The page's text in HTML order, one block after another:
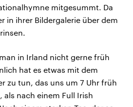
mitgesummt. Da
in ihrer Bildergalerie über dem
in Irland nicht gerne früh
hat es etwas mit dem
zu tun, das uns um 7 Uhr früh
nach einem Full Irish